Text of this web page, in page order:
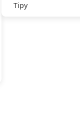
Tipy